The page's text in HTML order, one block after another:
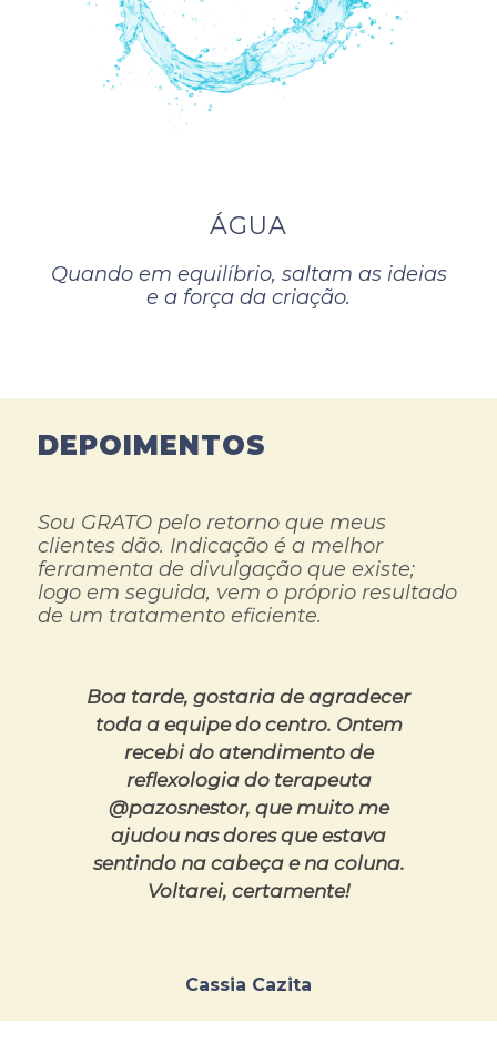
ÁGUA
Quando em equilíbrio, saltam as ideias
e a força da criação.
DEPOIMENTOS
Sou GRATO pelo retorno que meus
clientes dão. Indicação é a melhor
ferramenta de divulgação que existe;
logo em seguida, vem o próprio resultado
de um tratamento eficiente.
Boa tarde, gostaria de agradecer
toda a equipe do centro. Ontem
recebi do atendimento de
reflexologia do terapeuta
@pazosnestor, que muito me
ajudou nas dores que estava
sentindo na cabeça e na coluna.
Voltarei, certamente!
Cassia Cazita